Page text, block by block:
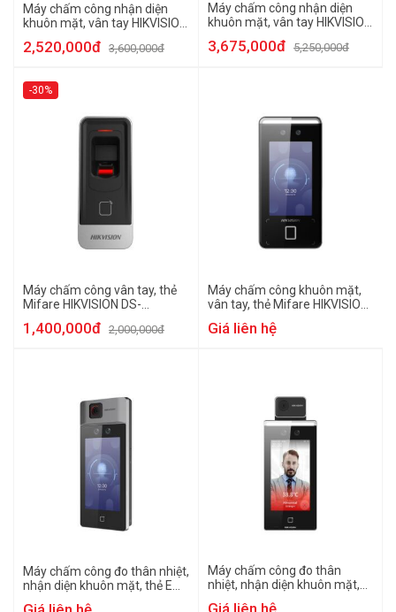
Máy chấm công nhận diện
khuôn mặt, vân tay HIKVISION
2,520,000đ 3,600,000đ
Máy chấm công nhận diện
khuôn mặt, vân tay HIKVISION
3,675,000đ 5,250,000đ
-30%
Máy chấm công vân tay, thẻ
Mifare HIKVISION DS-
1,400,000đ 2,000,000đ
Máy chấm công khuôn mặt,
vân tay, thẻ Mifare HIKVISION
Giá liên hệ
Máy chấm công đo thân nhiệt,
nhận diện khuôn mặt, thẻ EM
Máy chấm công đo thân
nhiệt, nhận diện khuôn mặt,
Giá liên hệ